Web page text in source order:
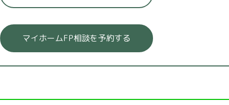
マイホームFP相談を予約する